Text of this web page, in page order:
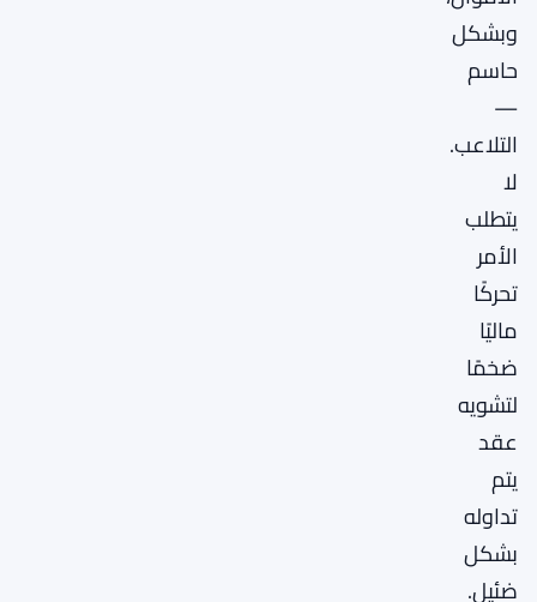
وبشكل
حاسم
—
التلاعب.
لا
يتطلب
الأمر
تحركًا
ماليًا
ضخمًا
لتشويه
عقد
يتم
تداوله
بشكل
ضئيل.